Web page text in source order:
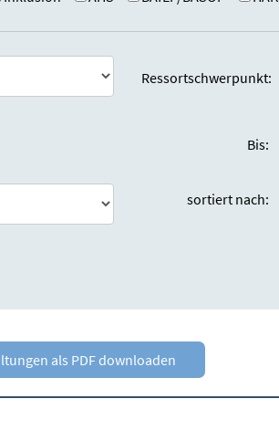
Ressortschwerpunkt:
Bis:
sortiert nach:
als PDF downloaden